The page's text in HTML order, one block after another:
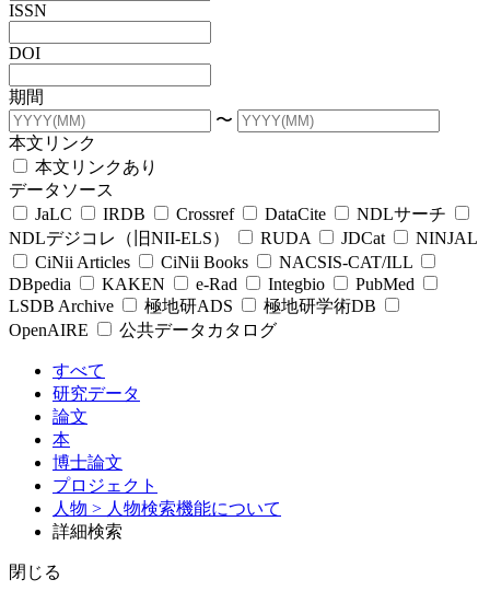
ISSN
DOI
期間
〜
本文リンク
本文リンクあり
データソース
JaLC
IRDB Crossref DataCite
NDLサーチ
NDLデジコレ（旧NII-ELS）
RUDA JDCat
NINJAL
CiNii Articles
CiNii Books
NACSIS-CAT/ILL
DBpedia
KAKEN e-Rad Integbio
PubMed
LSDB Archive
極地研ADS
極地研学術DB
OpenAIRE
公共データカタログ
すべて
研究データ
論文
本
博士論文
プロジェクト
人物 > 人物検索機能について
詳細検索
閉じる